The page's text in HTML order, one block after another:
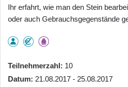
Ihr erfahrt, wie man den Stein
oder auch Gebrauchsgegenstände
Teilnehmerzahl
10
Datum 21.08.2017 - 25.08.2017